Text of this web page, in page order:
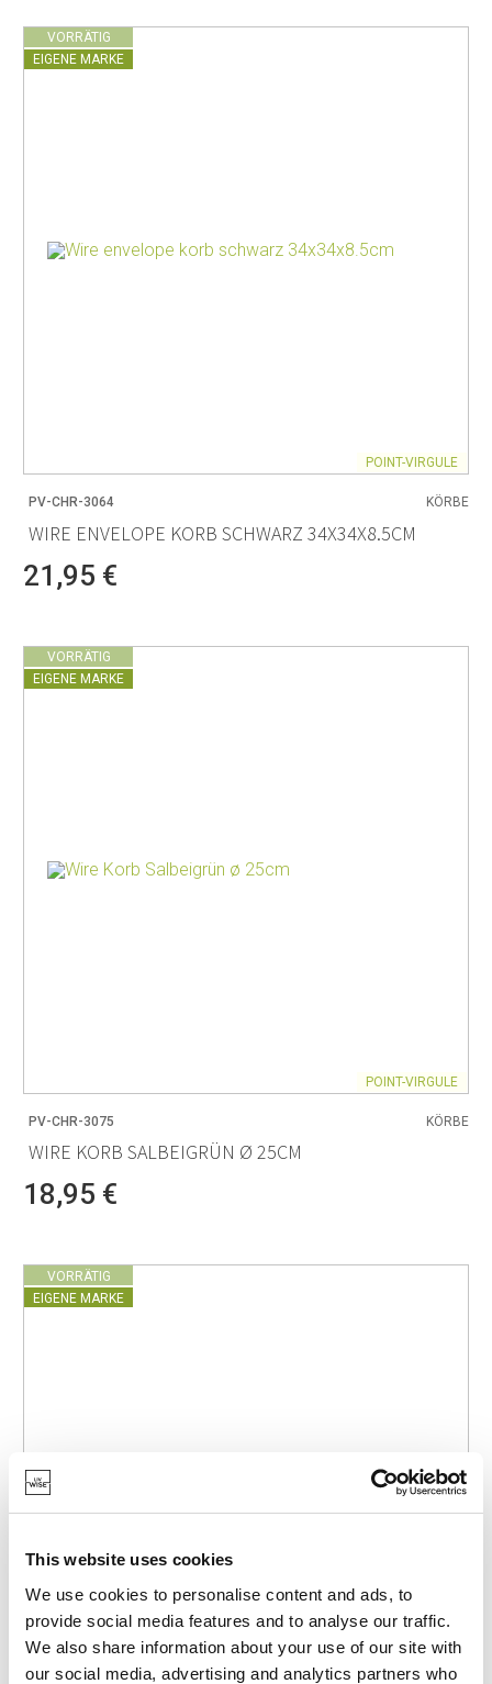
This website uses cookies
We use cookies to personalise content and ads, to
provide social media features and to analyse our traffic.
We also share information about your use of our site with
our social media, advertising and analytics partners who
VORRÄTIG
EIGENE MARKE
POINT-VIRGULE
PV-CHR-3064 KÖRBE
WIRE ENVELOPE KORB SCHWARZ 34X34X8.5CM
21,95 €
VORRÄTIG
EIGENE MARKE
POINT-VIRGULE
PV-CHR-3075 KÖRBE
WIRE KORB SALBEIGRÜN Ø 25CM
18,95 €
VORRÄTIG
EIGENE MARKE